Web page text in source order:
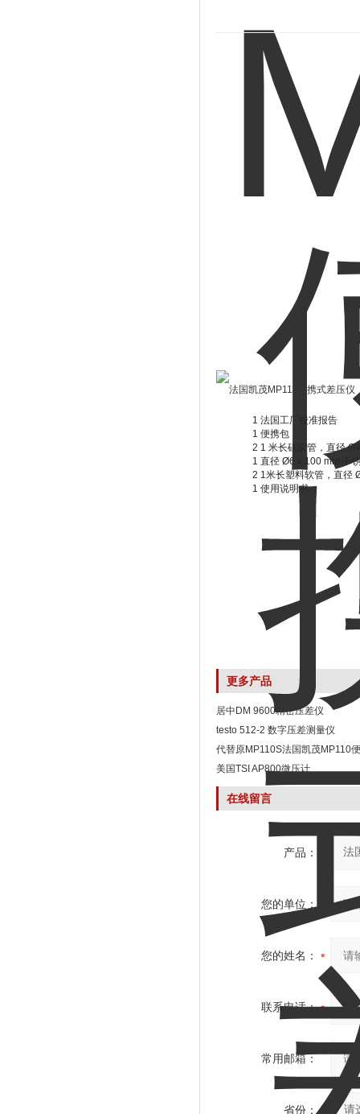
1 法国工厂校准报告
1 便携包
2 1 米长硅胶管，直径
1 直径 Ø6 x 100 mm 不
2 1米长塑料软管，直径
1 使用说明书
更多产品
居中DM 9600精密压差仪
testo 512-2 数字压差测量仪
代替原MP110S法国凯茂MP110
美国TSI AP800微压计
在线留言
产品：
您的单位：
您的姓名：
联系电话：
常用邮箱：
省份：